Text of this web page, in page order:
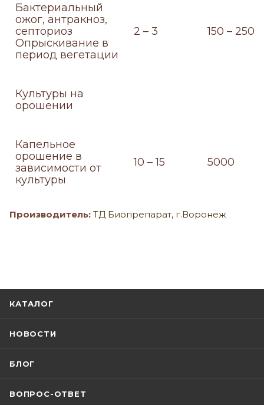
Бактериальный
ожог, антракноз,
септориоз
Опрыскивание в
период вегетации
2 – 3 150 – 250
Культуры на
орошении
Капельное
орошение в
зависимости от
культуры
10 – 15 5000
Производитель: ТД Биопрепарат, г.Воронеж
КАТАЛОГ
НОВОСТИ
БЛОГ
ВОПРОС-ОТВЕТ